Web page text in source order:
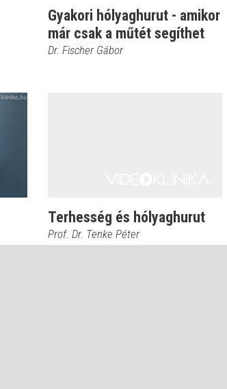
Gyakori hólyaghurut - amikor
már csak a műtét segíthet
Dr. Fischer Gábor
Terhesség és hólyaghurut
Prof. Dr. Tenke Péter